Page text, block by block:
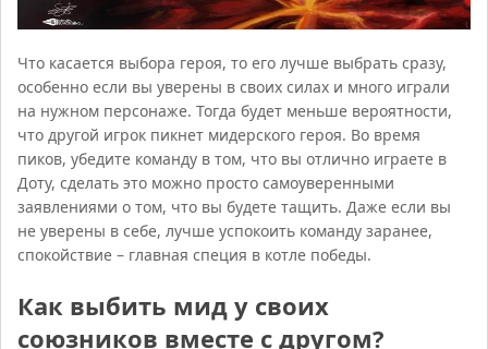
Что касается выбора героя, то его лучше выбрать сразу,
особенно если вы уверены в своих силах и много играли
на нужном персонаже. Тогда будет меньше вероятности,
что другой игрок пикнет мидерского героя. Во время
пиков, убедите команду в том, что вы отлично играете в
Доту, сделать это можно просто самоуверенными
заявлениями о том, что вы будете тащить. Даже если вы
не уверены в себе, лучше успокоить команду заранее,
спокойствие – главная специя в котле победы.
Как выбить мид у своих
союзников вместе с другом?